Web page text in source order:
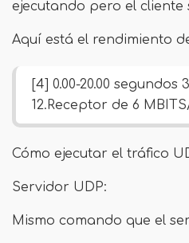
ejecutando pero el cliente
Aquí está el rendimiento
[4] 0.00-20.00 segundos
12.Receptor de 6
Cómo ejecutar el tráfico
Servidor UDP:
Mismo comando que el